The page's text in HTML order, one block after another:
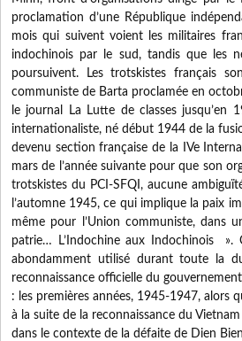
proclamation d’une République
mois qui suivent voient les militaires
indochinois par le sud, tandis que les
poursuivent. Les trotskistes français
communiste de Barta proclamée en
le journal La Lutte de classes jusqu’en
internationaliste, né début 1944 de la
devenu section française de la IVe
mars de l’année suivante pour que son
trotskistes du PCI-SFQI, aucune
l’automne 1945, ce qui implique la paix
même pour l’Union communiste, dans
patrie… L’Indochine aux Indochinois ».
abondamment utilisé durant toute la
reconnaissance officielle du
: les premières années, 1945-1947, alors
à la suite de la reconnaissance du
dans le contexte de la défaite de Dien